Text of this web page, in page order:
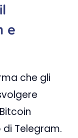
e
che gli
Telegram.